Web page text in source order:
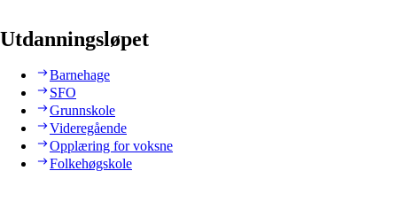
Utdanningsløpet
Barnehage
SFO
Grunnskole
Videregående
Opplæring for voksne
Folkehøgskole